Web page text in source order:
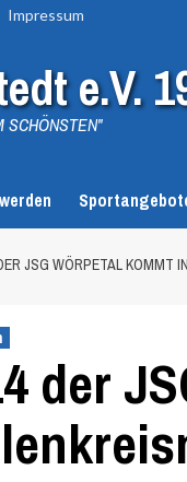
Impressum
e.V.
SCHÖNSTEN"
JSG WÖRPETAL KOMMT
der